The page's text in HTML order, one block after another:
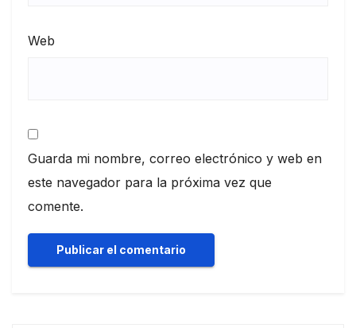
Web
Guarda mi nombre, correo electrónico y web en
este navegador para la próxima vez que
comente.